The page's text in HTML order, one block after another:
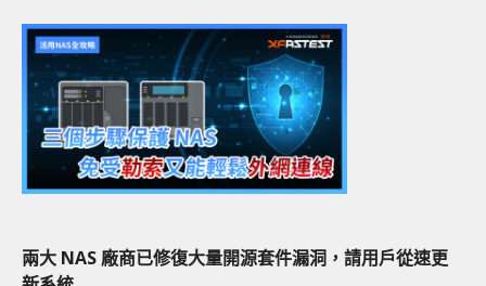
兩大 NAS 廠商已修復大量開源套件漏洞，請用戶從速更